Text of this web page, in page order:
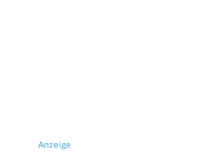
Anzeige